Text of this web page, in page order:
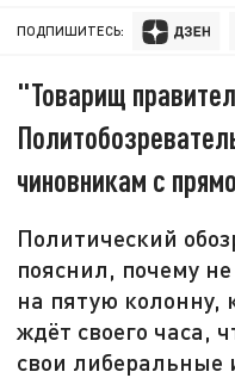
ПОДПИШИТЕСЬ:
"Товарищ
чиновникам с
Политический
пояснил, почему
на пятую колонну,
ждёт своего часа,
свои либеральные